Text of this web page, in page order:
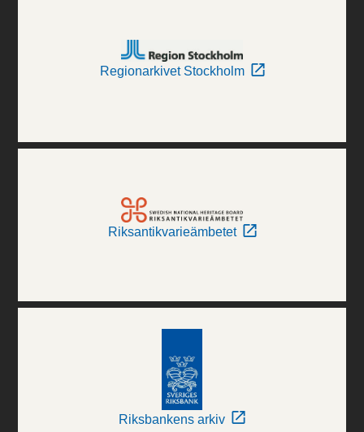
Regionarkivet Stockholm
Riksantikvarieämbetet
Riksbankens arkiv